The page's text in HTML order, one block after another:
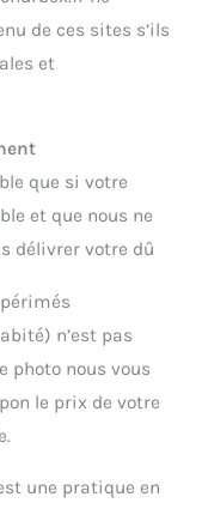
de ces sites s’ils
et
que si votre
et que nous ne
délivrer votre dû
n’est pas
photo nous vous
le prix de votre
une pratique en